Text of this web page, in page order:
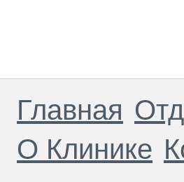
Главная
О Клинике